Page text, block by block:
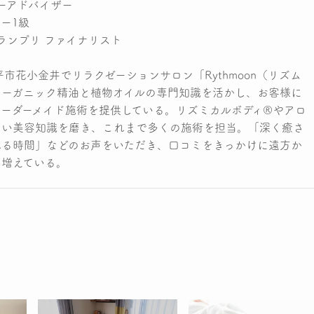
アドバイザー
1級
ンプリ ファイナリスト
花小金井でリラクゼーションサロン「Rythmoon（リズム
ガニック精油と植物オイルの専門知識を活かし、お客様に
ダーメイド施術を提供している。リズミカルボディ®やアロ
美容知識を磨き、これまで多くの施術を担当。「深く癒さ
時間」などのお声をいただき、口コミをきっかけに遠方か
えている。